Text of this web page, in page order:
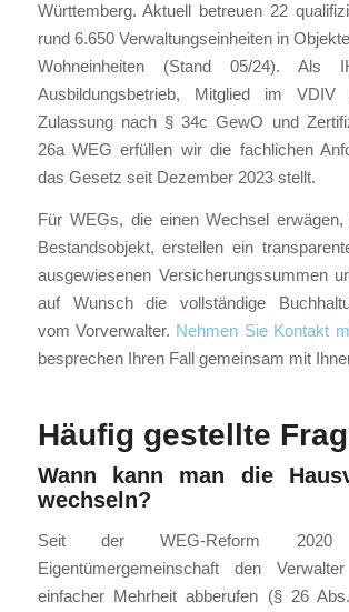
Württemberg. Aktuell betreuen 22
rund 6.650 Verwaltungseinheiten in
Wohneinheiten (Stand 05/24). Als
Ausbildungsbetrieb, Mitglied im
Zulassung nach § 34c GewO und
26a WEG erfüllen wir die fachlichen
das Gesetz seit Dezember 2023 stellt.
Für WEGs, die einen Wechsel
Bestandsobjekt, erstellen ein
ausgewiesenen Versicherungssummen
auf Wunsch die vollständige
vom Vorverwalter. Nehmen Sie Kontakt
besprechen Ihren Fall gemeinsam mit
Häufig gestellte
Wann kann man die
wechseln?
Seit der WEG-Reform
Eigentümergemeinschaft den
einfacher Mehrheit abberufen (§ 26